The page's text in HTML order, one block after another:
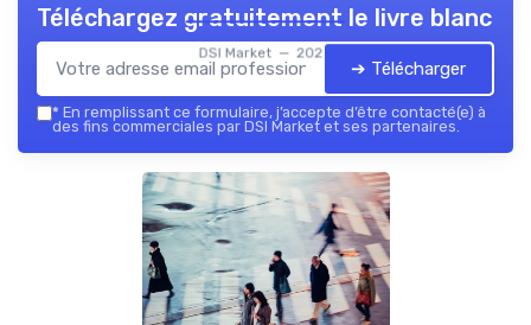
DSI Market — 2026
Téléchargez gratuitement le livre blanc
➔ Télécharger
* En remplissant ce formulaire, j’accepte d’être contacté(e) à
des fins commerciales par DSI Market et ses partenaires.